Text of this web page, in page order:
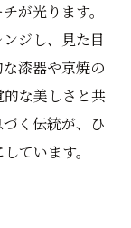
が光ります。
ジし、見た目
漆器や京焼の
な美しさと共
く伝統が、ひ
ています。